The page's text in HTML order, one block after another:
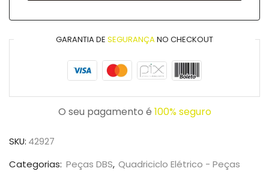
GARANTIA DE SEGURANÇANO CHECKOUT
O seu pagamento é 100% seguro
SKU: 42927
Categorias: Peças DBS, Quadriciclo Elétrico - Peças